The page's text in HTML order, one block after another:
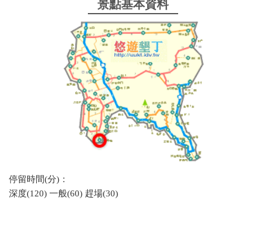
景點基本資料
停留時間(分)：
深度(120) 一般(60) 趕場(30)